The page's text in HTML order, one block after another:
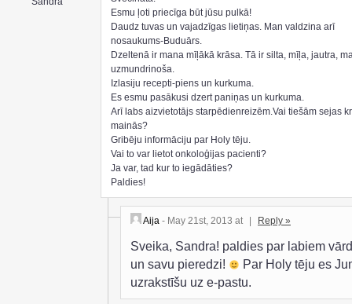
Esmu ļoti priecīga būt jūsu pulkā!
Daudz tuvas un vajadzīgas lietiņas. Man valdzina arī
nosaukums-Buduārs.
Dzeltenā ir mana mīļākā krāsa. Tā ir silta, mīļa, jautra,
uzmundrinoša.
Izlasiju recepti-piens un kurkuma.
Es esmu pasākusi dzert paniņas un kurkuma.
Arī labs aizvietotājs starpēdienreizēm.Vai tiešām sejas
mainās?
Gribēju informāciju par Holy tēju.
Vai to var lietot onkoloģijas pacienti?
Ja var, tad kur to iegādāties?
Paldies!
Aija - May 21st, 2013 at | Reply »
Sveika, Sandra! paldies par labiem
un savu pieredzi!
Par Holy tēju es
uzrakstīšu uz e-pastu.